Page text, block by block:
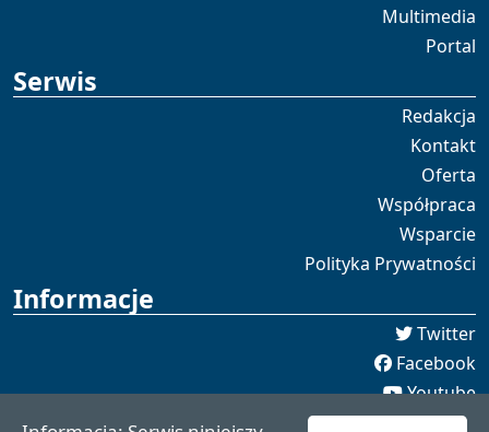
Multimedia
Portal
Serwis
Redakcja
Kontakt
Oferta
Współpraca
Wsparcie
Polityka Prywatności
Informacje
Twitter
Facebook
Youtube
Spotify